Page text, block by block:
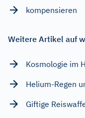
kompensieren
Weitere Artikel auf
Kosmologie im
Helium-Regen
Giftige